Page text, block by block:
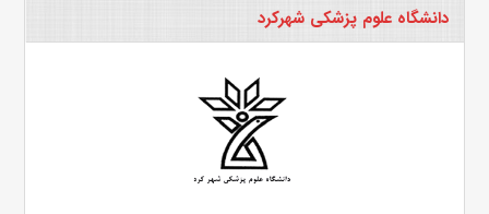
دانشگاه علوم پزشکی شهرکرد